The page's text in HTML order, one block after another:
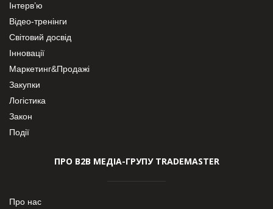
Інтерв’ю
Відео-тренінги
Світовий досвід
Інновації
Маркетинг&Продажі
Закупки
Логістика
Закон
Події
ПРО В2В МЕДІА-ГРУПУ TRADEMASTER
Про нас